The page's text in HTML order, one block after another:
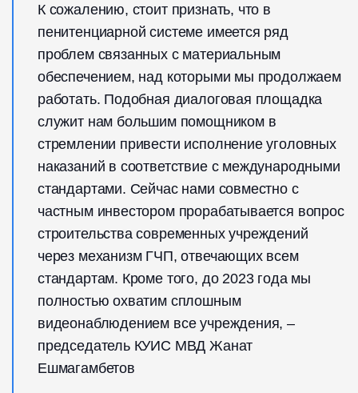
К сожалению, стоит признать, что в
пенитенциарной системе имеется ряд
проблем связанных с материальным
обеспечением, над которыми мы продолжаем
работать. Подобная диалоговая площадка
служит нам большим помощником в
стремлении привести исполнение уголовных
наказаний в соответствие с международными
стандартами. Сейчас нами совместно с
частным инвестором прорабатывается вопрос
строительства современных учреждений
через механизм ГЧП, отвечающих всем
стандартам. Кроме того, до 2023 года мы
полностью охватим сплошным
видеонаблюдением все учреждения, –
председатель КУИС МВД Жанат
Ешмагамбетов